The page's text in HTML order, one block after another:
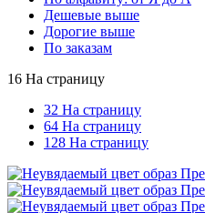
Дешевые выше
Дорогие выше
По заказам
16 На страницу
32 На страницу
64 На страницу
128 На страницу